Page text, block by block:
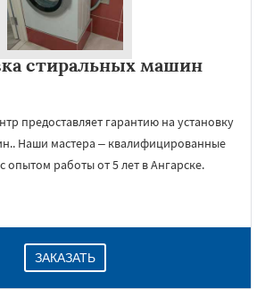
стиральных машин
предоставляет гарантию на установку
Наши мастера – квалифицированные
опытом работы от 5 лет в Ангарске.
ЗАКАЗАТЬ